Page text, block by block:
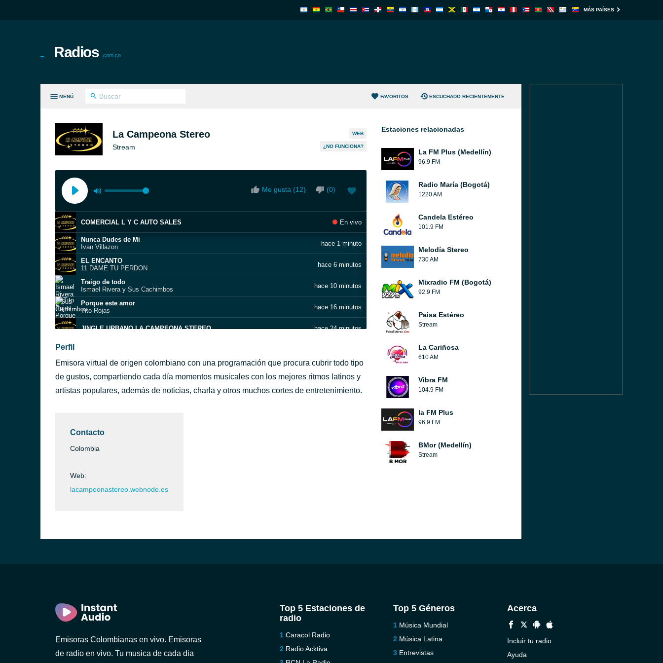
MÁS PAÍSES
Radios .com.co
MENÚ FAVORITOS ESCUCHADO RECIENTEMENTE
La Campeona Stereo
Stream
WEB
¿NO FUNCIONA?
Me gusta (12) (0)
COMERCIAL L Y C AUTO SALES En vivo
Nunca Dudes de Mi
Ivan Villazon
hace 1 minuto
EL ENCANTO
11 DAME TU PERDON
hace 6 minutos
Traigo de todo
Ismael Rivera y Sus Cachimbos
hace 10 minutos
Porque este amor
Tito Rojas
hace 16 minutos
JINGLE URBANO LA CAMPEONA STEREO hace 24 minutos
CHAVO CHAVO
JULUKA GROUP
Pacheco y Masucci
Pupi Legarreta y su Charanga
hace 40 minutos
Perfil
Emisora virtual de origen colombiano con una programación que procura cubrir todo tipo
de gustos, compartiendo cada día momentos musicales con los mejores ritmos latinos y
artistas populares, además de noticias, charla y otros muchos cortes de entretenimiento.
Contacto
Colombia
Web:
lacampeonastereo.webnode.es
Estaciones relacionadas
La FM Plus (Medellín)
96.9 FM
Radio María (Bogotá)
1220 AM
Candela Estéreo
101.9 FM
Melodía Stereo
730 AM
Mixradio FM (Bogotá)
92.9 FM
Paisa Estéreo
Stream
La Cariñosa
610 AM
Vibra FM
104.9 FM
la FM Plus
96.9 FM
BMor (Medellín)
Stream
Emisoras Colombianas en vivo. Emisoras
de radio en vivo. Tu musica de cada dia
Top 5 Estaciones de
radio
Caracol Radio
Radio Acktiva
Top 5 Géneros
Música Mundial
Música Latina
Entrevistas
Acerca
Incluir tu radio
Ayuda